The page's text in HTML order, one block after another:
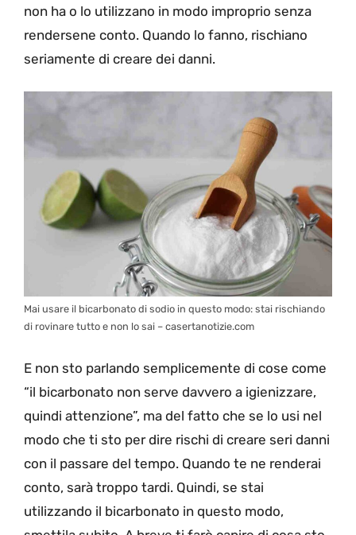
non ha o lo utilizzano in modo improprio senza
rendersene conto. Quando lo fanno, rischiano
seriamente di creare dei danni.
Mai usare il bicarbonato di sodio in questo modo: stai rischiando
di rovinare tutto e non lo sai – casertanotizie.com
E non sto parlando semplicemente di cose come
“il bicarbonato non serve davvero a igienizzare,
quindi attenzione”, ma del fatto che se lo usi nel
modo che ti sto per dire rischi di creare seri danni
con il passare del tempo. Quando te ne renderai
conto, sarà troppo tardi. Quindi, se stai
utilizzando il bicarbonato in questo modo,